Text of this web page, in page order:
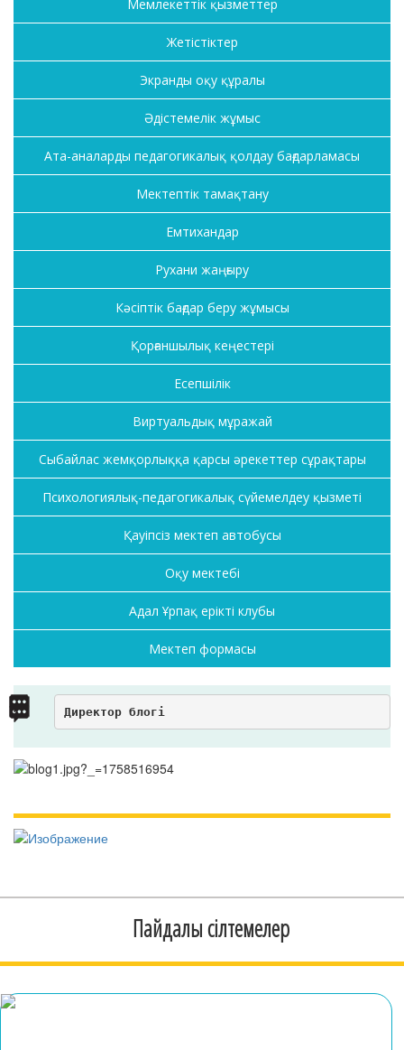
Мемлекеттік қызметтер
Жетістіктер
Экранды оқу құралы
Әдістемелік жұмыс
Ата-аналарды педагогикалық қолдау бағдарламасы
Мектептік тамақтану
Емтихандар
Рухани жаңғыру
Кәсіптік бағдар беру жұмысы
Қорғаншылық кеңестері
Есепшілік
Виртуальдық мұражай
Сыбайлас жемқорлыққа қарсы әрекеттер сұрақтары
Психологиялық-педагогикалық сүйемелдеу қызметі
Қауіпсіз мектеп автобусы
Оқу мектебі
Адал Ұрпақ ерікті клубы
Мектеп формасы
Директор блогі
Пайдалы сілтемелер